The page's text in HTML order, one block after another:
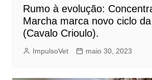
Rumo à evolução:
Marcha marca novo ciclo
(Cavalo Crioulo).
ImpulsoVet maio 30, 2023